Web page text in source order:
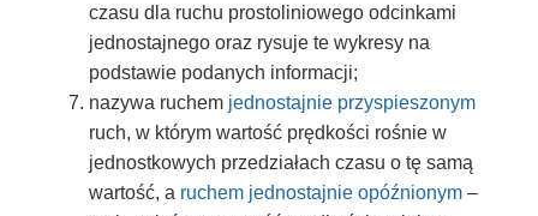
czasu dla ruchu prostoliniowego odcinkami
jednostajnego oraz rysuje te wykresy na
podstawie podanych informacji;
nazywa ruchem jednostajnie przyspieszonym
ruch, w którym wartość prędkości rośnie w
jednostkowych przedziałach czasu o tę samą
wartość, a ruchem jednostajnie opóźnionym –